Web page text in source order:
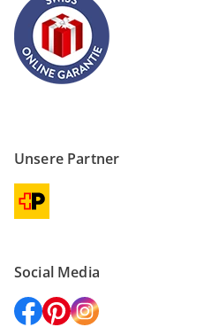
Unsere Partner
Social Media